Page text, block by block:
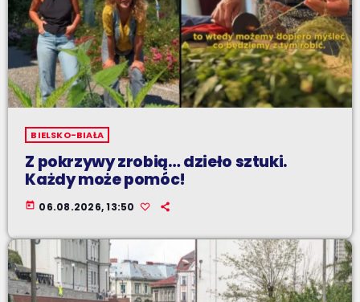
BIELSKO-BIAŁA
Z pokrzywy zrobią… dzieło sztuki.
Każdy może pomóc!
today 06.08.2026, 13:50